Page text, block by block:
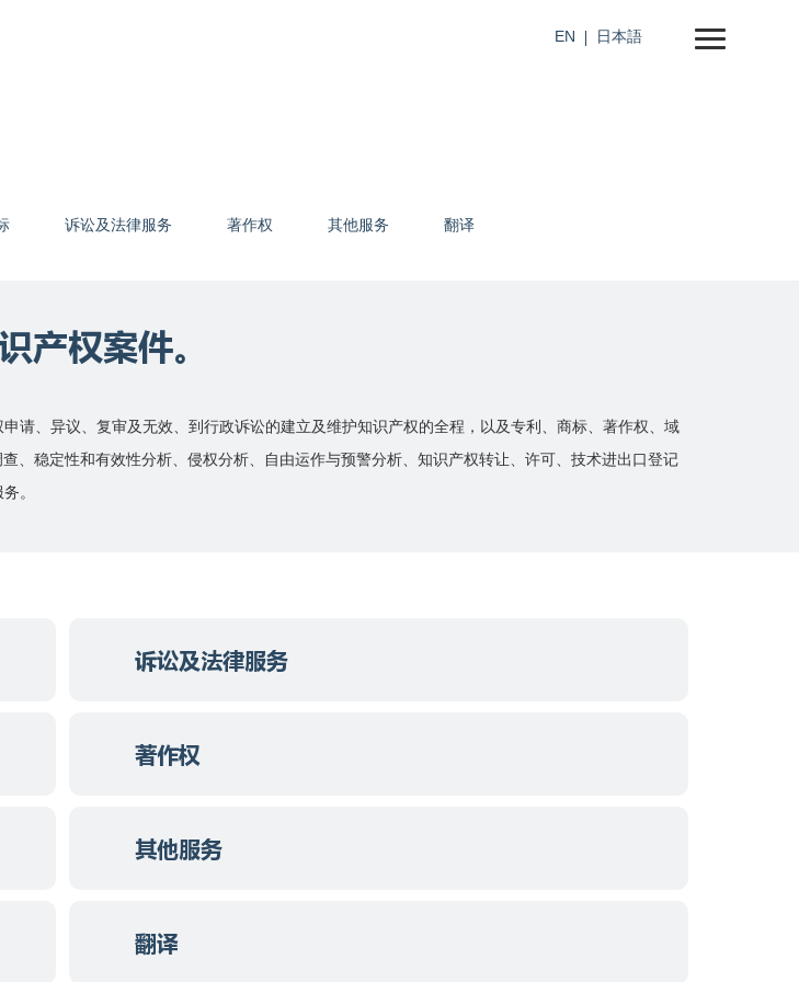
EN 日本語
诉讼及法律服务 著作权 其他服务 翻译
产权案件。
请、异议、复审及无效、到行政诉讼的建立及维护知识产权的全程，以及专利、商标、著作权、域
、稳定性和有效性分析、侵权分析、自由运作与预警分析、知识产权转让、许可、技术进出口登记
。
诉讼及法律服务
著作权
其他服务
翻译